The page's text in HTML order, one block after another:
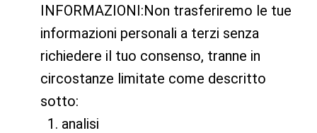
INFORMAZIONI:Non trasferiremo le tue
informazioni personali a terzi senza
richiedere il tuo consenso, tranne in
circostanze limitate come descritto
sotto:
analisi